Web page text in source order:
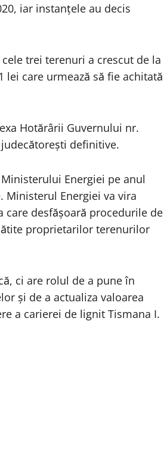
iar instanțele au decis
trei terenuri a crescut de la
lei care urmează să fie achitată
Hotărârii Guvernului nr.
definitive.
Energiei pe anul
Energiei va vira
care desfășoară procedurile de
proprietarilor terenurilor
ci are rolul de a pune în
și de a actualiza valoarea
a carierei de lignit Tismana I.